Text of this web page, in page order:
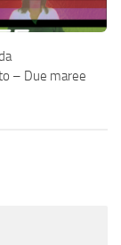
– Due maree